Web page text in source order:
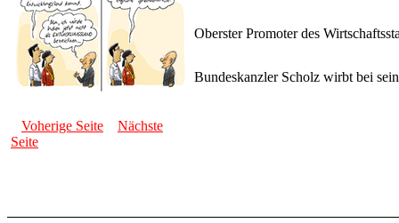
Oberster Promoter des
Bundeskanzler Scholz wirbt bei
Voherige Seite
Nächste
Seite